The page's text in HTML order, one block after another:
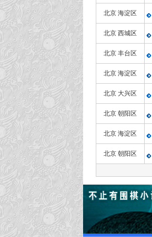
北京 海淀区
北京 西城区
北京 丰台区
北京 海淀区
北京 大兴区
北京 朝阳区
北京 海淀区
北京 朝阳区